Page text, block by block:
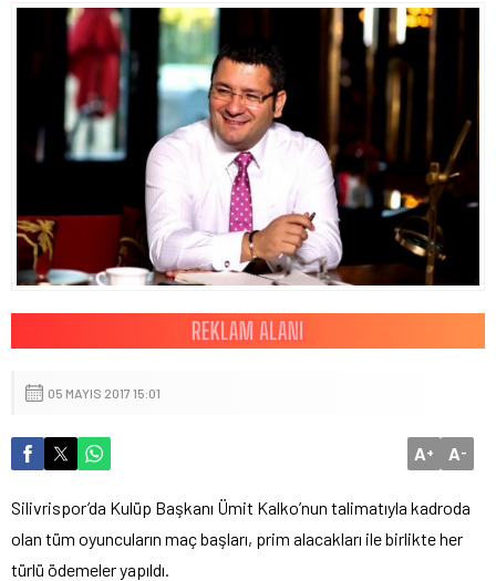
05 MAYIS 2017 15:01
A+ A-
Silivrispor’da Kulüp Başkanı Ümit Kalko’nun talimatıyla kadroda
olan tüm oyuncuların maç başları, prim alacakları ile birlikte her
türlü ödemeler yapıldı.